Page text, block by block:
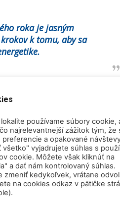
roka je jasným
k tomu, aby sa
na oživenie ekonomiky
rozvoj a implementáciu
či opätovného použitia
používame súbory cookie,
najrelevantnejší zážitok tým, že
preferencie a opakované
všetko" vyjadrujete súhlas s
cookie. Môžete však kliknúť na
a dať nám kontrolovaný súhlas.
zmeniť kedykoľvek, vrátane
na cookies odkaz v pätičke